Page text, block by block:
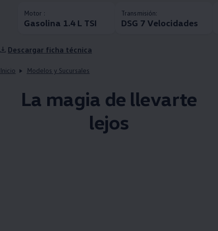
Motor :
Gasolina 1.4 L TSI
Transmisión:
DSG 7 Velocidades
Descargar ficha técnica
Inicio Modelos y Sucursales
La magia de llevarte
lejos